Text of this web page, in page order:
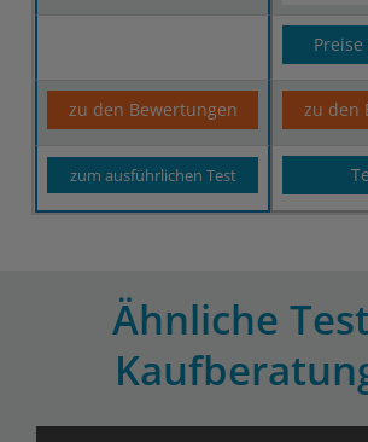
zu den Bewertungen zu den
zum ausführlichen Test
Ähnliche